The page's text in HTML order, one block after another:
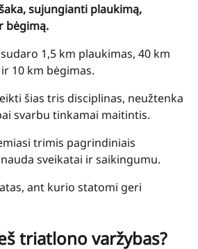
sujungianti plaukimą,
bėgimą.
1,5 km plaukimas, 40 km
10 km bėgimas.
šias tris disciplinas, neužtenka
svarbu tinkamai maitintis.
trimis pagrindiniais
sveikatai ir saikingumu.
ant kurio statomi geri
triatlono varžybas?